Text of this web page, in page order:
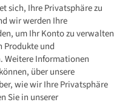
sich, Ihre Privatsphäre zu
wir werden Ihre
um Ihr Konto zu verwalten
Produkte und
Weitere Informationen
über unsere
wie wir Ihre Privatsphäre
Sie in unserer